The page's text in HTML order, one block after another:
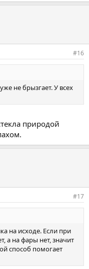
#16
не брызгает. У всех
природой
#17
на исходе. Если при
а на фары нет, значит
способ помогает